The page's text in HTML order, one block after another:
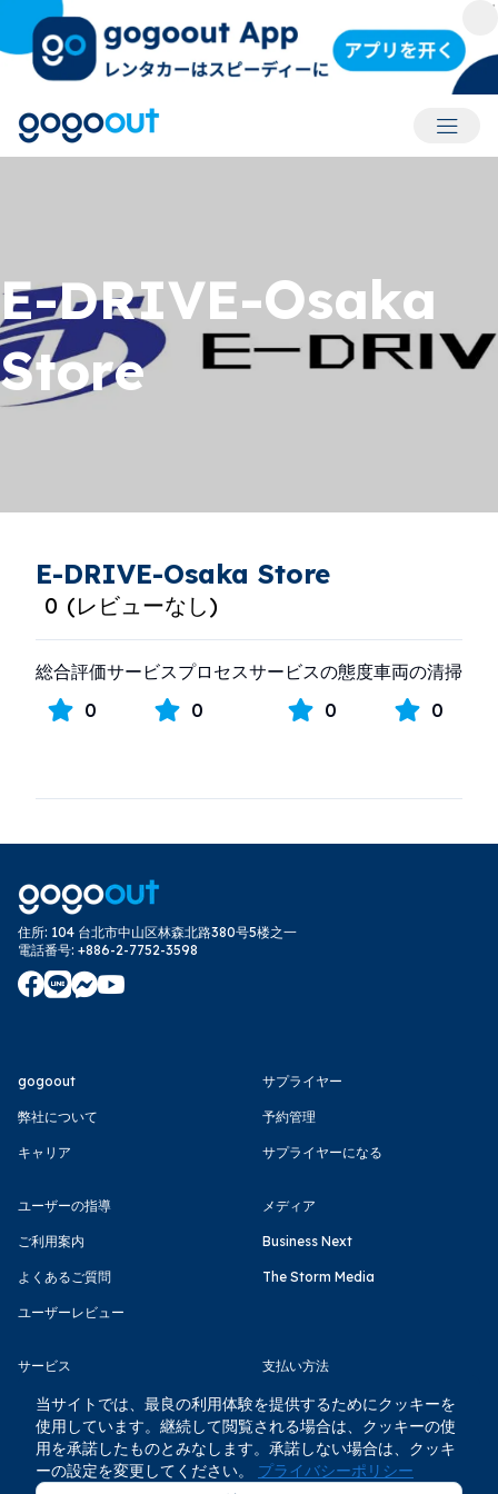
アカウ
E-DRIVE-Osaka
Store
E-DRIVE-Osaka Store
0 (レビューなし)
総合評価
0
サービスプロセス
0
サービスの態度
0
車両の清掃
0
住所: 104 台北市中山区林森北路380号5楼之一
電話番号: +886-2-7752-3598
gogoout
弊社について
キャリア
サプライヤー
予約管理
サプライヤーになる
ユーザーの指導
ご利用案内
よくあるご質問
ユーザーレビュー
メディア
Business Next
The Storm Media
サービス
利用規約
プライバシーポリシー
支払い方法
当サイトでは、最良の利用体験を提供するためにクッキーを
使用しています。継続して閲覧される場合は、クッキーの使
用を承諾したものとみなします。承諾しない場合は、クッキ
ーの設定を変更してください。 プライバシーポリシー